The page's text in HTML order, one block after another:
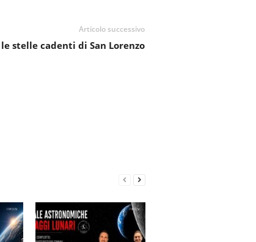
Articolo successivo
stelle cadenti di San Lorenzo